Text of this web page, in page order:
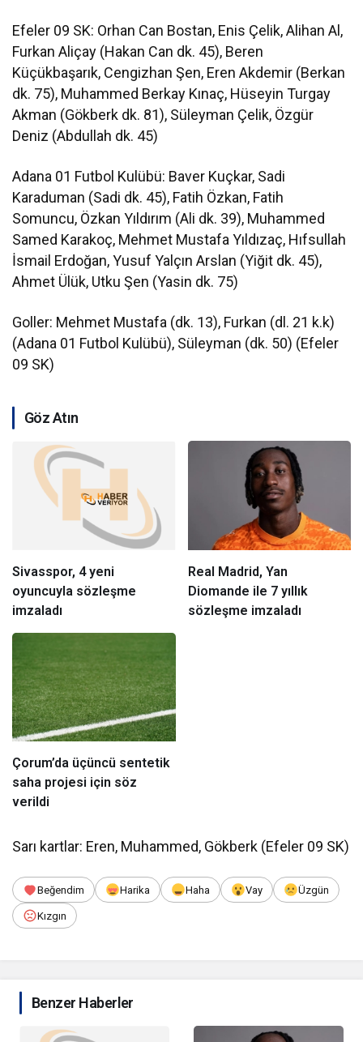
Efeler 09 SK: Orhan Can Bostan, Enis Çelik, Alihan Al,
Furkan Aliçay (Hakan Can dk. 45), Beren
Küçükbaşarık, Cengizhan Şen, Eren Akdemir (Berkan
dk. 75), Muhammed Berkay Kınaç, Hüseyin Turgay
Akman (Gökberk dk. 81), Süleyman Çelik, Özgür
Deniz (Abdullah dk. 45)
Adana 01 Futbol Kulübü: Baver Kuçkar, Sadi
Karaduman (Sadi dk. 45), Fatih Özkan, Fatih
Somuncu, Özkan Yıldırım (Ali dk. 39), Muhammed
Samed Karakoç, Mehmet Mustafa Yıldızaç, Hıfsullah
İsmail Erdoğan, Yusuf Yalçın Arslan (Yiğit dk. 45),
Ahmet Ülük, Utku Şen (Yasin dk. 75)
Goller: Mehmet Mustafa (dk. 13), Furkan (dl. 21 k.k)
(Adana 01 Futbol Kulübü), Süleyman (dk. 50) (Efeler
09 SK)
Göz Atın
Sivasspor, 4 yeni
oyuncuyla sözleşme
imzaladı
Real Madrid, Yan
Diomande ile 7 yıllık
sözleşme imzaladı
Çorum’da üçüncü sentetik
saha projesi için söz
verildi
Sarı kartlar: Eren, Muhammed, Gökberk (Efeler 09 SK)
Beğendim Harika Haha Vay Üzgün
Kızgın
Benzer Haberler